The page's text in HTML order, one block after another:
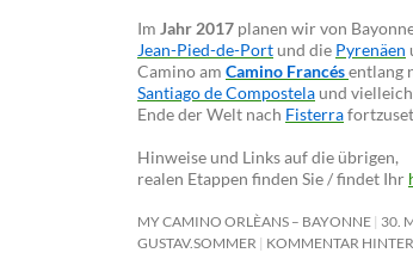
Im Jahr 2017 planen wir von
Jean-Pied-de-Port und die Pyrenäen
Camino am Camino Francésentlang
Santiago de Compostela und
Ende der Welt nach Fisterra
Hinweise und Links auf die übrigen,
realen Etappen finden Sie / findet Ihr
MY CAMINO ORLÈANS – BAYONNE 30.
GUSTAV.SOMMER
KOMMENTAR